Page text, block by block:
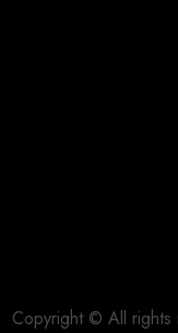
Copyright © All rights